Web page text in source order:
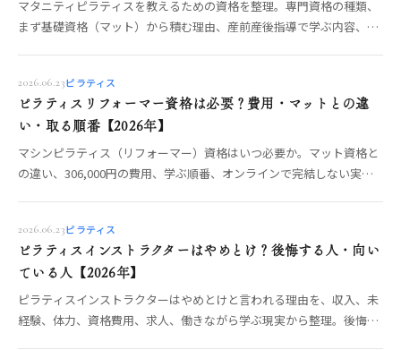
マタニティピラティスを教えるための資格を整理。専門資格の種類、
まず基礎資格（マット）から積む理由、産前産後指導で学ぶ内容、ヨ
2026.06.23ピラティス
ピラティスリフォーマー資格は必要？費用・マットとの違
い・取る順番【2026年】
マシンピラティス（リフォーマー）資格はいつ必要か。マット資格と
の違い、306,000円の費用、学ぶ順番、オンラインで完結しない実
2026.06.23ピラティス
ピラティスインストラクターはやめとけ？後悔する人・向い
ている人【2026年】
ピラティスインストラクターはやめとけと言われる理由を、収入、未
経験、体力、資格費用、求人、働きながら学ぶ現実から整理。後悔し